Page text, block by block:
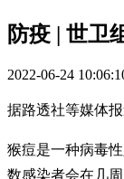
防疫 | 世卫
2022-06-24
据路透社等媒体
猴痘是一种病毒
数感染者会在几